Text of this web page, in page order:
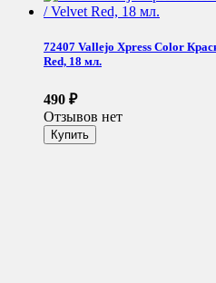
72407 Vallejo Xpress Color
Red, 18 мл.
490 ₽
Отзывов нет